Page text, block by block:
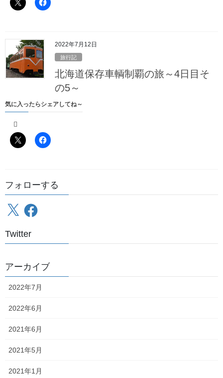
むかわ町から山を越えて向かうは
旧三菱大夕張鉄道の南大夕張駅跡
山の中を抜けて橋を渡ると、右手にヤマトの集配センター、そし
てセイコーマートが
「セイコーマートってこんなところ（っていうのは失礼かもしれ
2022年7月12日
旅行記
北海道保存車輌制覇の旅～4日目そ
の5～
気に入ったらシェアしてね～
フォローする
X Facebook
Twitter
アーカイブ
2022年7月
2022年6月
2021年6月
2021年5月
2021年1月